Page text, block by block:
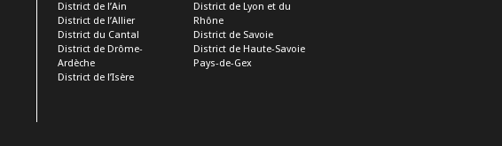
District de l’Ain
District de l’Allier
District du Cantal
District de Drôme-
Ardèche
District de l’Isère
District de Lyon et du
Rhône
District de Savoie
District de Haute-Savoie
Pays-de-Gex